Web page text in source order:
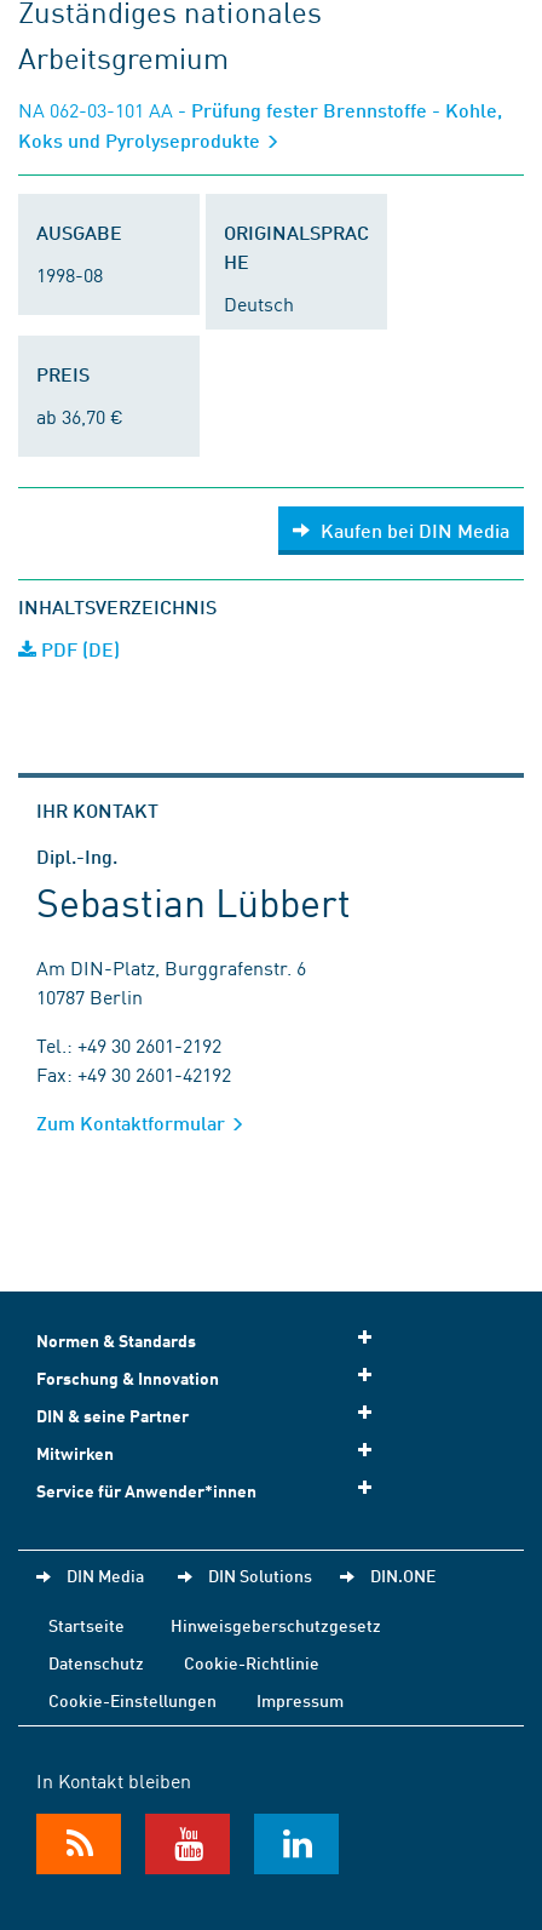
Zuständiges nationales
Arbeitsgremium
NA 062-03-101 AA - Prüfung fester Brennstoffe - Kohle,
Koks und Pyrolyseprodukte
AUSGABE
1998-08
ORIGINALSPRAC
HE
Deutsch
PREIS
ab 36,70 €
Kaufen bei DIN Media
INHALTSVERZEICHNIS
PDF (DE)
IHR KONTAKT
Dipl.-Ing.
Sebastian Lübbert
Am DIN-Platz, Burggrafenstr. 6
10787 Berlin
Tel.: +49 30 2601-2192
Fax: +49 30 2601-42192
Zum Kontaktformular
Normen & Standards
Forschung & Innovation
DIN & seine Partner
Mitwirken
Service für Anwender*innen
DIN Media DIN Solutions DIN.ONE
Startseite
Hinweisgeberschutzgesetz
Datenschutz
Cookie-Richtlinie
Cookie-Einstellungen
Impressum
In Kontakt bleiben